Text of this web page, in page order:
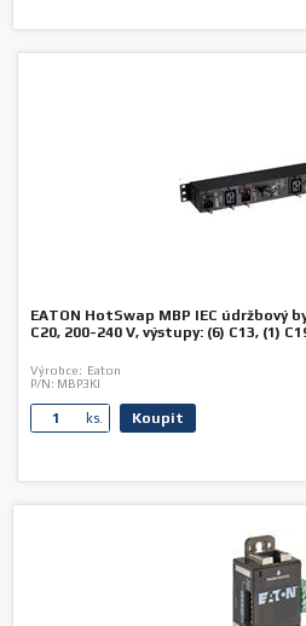
EATON HotSwap MBP IEC údržbový
C20, 200-240 V, výstupy: (6) C13, (1)
Výrobce: Eaton
P/N: MBP3KI
ks. Koupit